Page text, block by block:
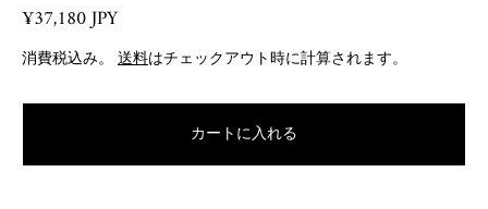
R
e
g
u
r
¥37,180 JPY
消費税込み。 送料はチェックアウト時に計算されます。
カートに入れる